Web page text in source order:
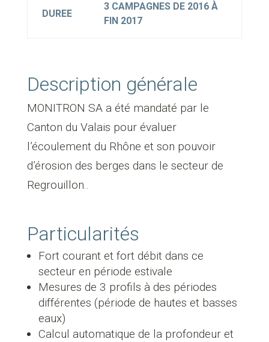
DUREE
3 CAMPAGNES DE 2016 À
FIN 2017
Description générale
MONITRON SA a été mandaté par le
Canton du Valais pour évaluer
l’écoulement du Rhône et son pouvoir
d’érosion des berges dans le secteur de
Regrouillon..
Particularités
Fort courant et fort débit dans ce
secteur en période estivale
Mesures de 3 profils à des périodes
différentes (période de hautes et basses
eaux)
Calcul automatique de la profondeur et